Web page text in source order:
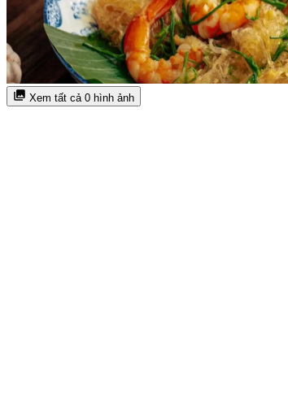
Xem tất cả 0 hình ảnh